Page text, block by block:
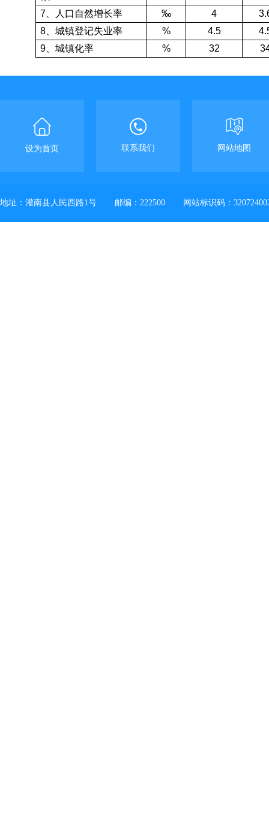
7 、人口自然增长率 ‰ 4
8 、城镇登记失业率 % 4.5
9 、城镇化率 % 32
设为首页 联系我们 网站地图
地址：灌南县人民西路1号 邮编：222500 网站标识码：